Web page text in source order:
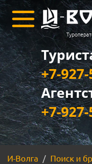
+7-
+7-
И-Волга Поиск и